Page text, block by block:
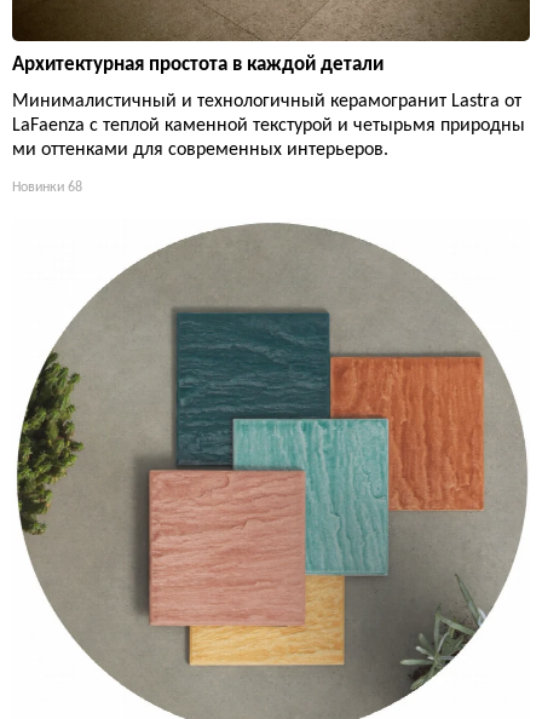
Архитектурная простота в каждой детали
Минималистичный и технологичный керамогранит Lastra от
LaFaenza с теплой каменной текстурой и четырьмя природны
ми оттенками для современных интерьеров.
Новинки 68